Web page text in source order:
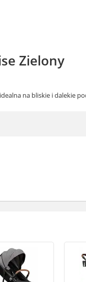
Zielony
na bliskie i dalekie